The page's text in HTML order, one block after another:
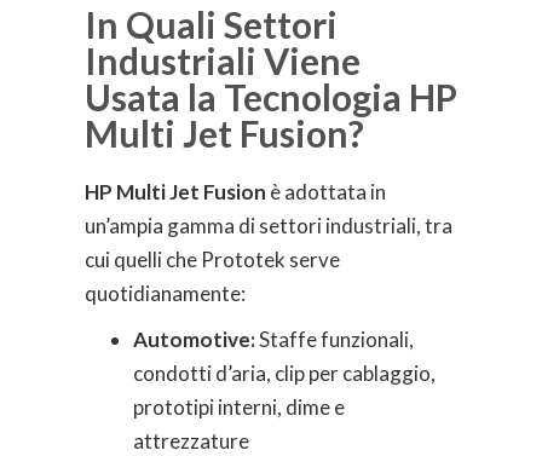
In Quali Settori
Industriali Viene
Usata la Tecnologia HP
Multi Jet Fusion?
HP Multi Jet Fusion è adottata in
un’ampia gamma di settori industriali, tra
cui quelli che Prototek serve
quotidianamente:
Automotive:Staffe funzionali,
condotti d’aria, clip per cablaggio,
prototipi interni, dime e
attrezzature